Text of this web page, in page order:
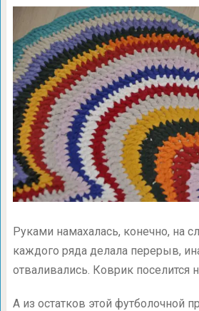
Руками намахалась, конечно, на
каждого ряда делала перерыв,
отваливались. Коврик поселится
А из остатков этой футболочной